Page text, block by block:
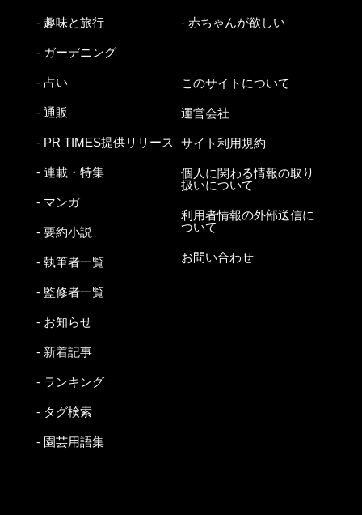
- 趣味と旅行
- ガーデニング
- 占い
- 通販
- PR TIMES提供リリース
- 連載・特集
- マンガ
- 要約小説
- 執筆者一覧
- 監修者一覧
- お知らせ
- 新着記事
- ランキング
- タグ検索
- 園芸用語集
- 赤ちゃんが欲しい
このサイトについて
運営会社
サイト利用規約
個人に関わる情報の取り
扱いについて
利用者情報の外部送信に
ついて
お問い合わせ